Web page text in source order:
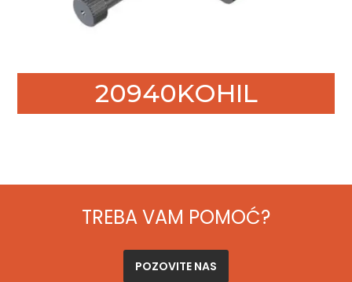
20940KOHIL
TREBA VAM POMOĆ?
POZOVITE NAS